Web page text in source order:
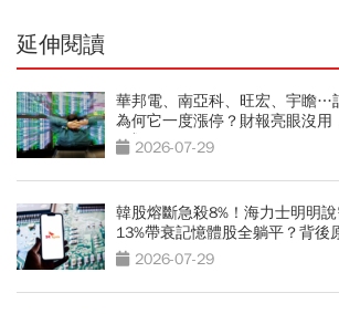
延伸閱讀
華邦電、南亞科、旺宏、宇瞻…
為何它一度漲停？財報亮眼沒用
3成2026-07-29
韓股熔斷急殺8%！海力士明明
13%帶衰記憶體股全躺平？背後
2026-07-29